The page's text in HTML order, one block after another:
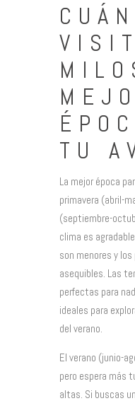
TU
La mejor época
primavera (abril-
(septiembre-
clima es
son menores y
asequibles. Las
perfectas para
ideales para
del verano.
El verano (junio-
pero espera más
altas. Si buscas